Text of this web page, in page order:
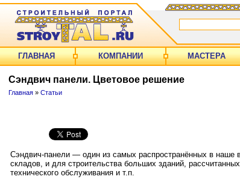
ГЛАВНАЯ КОМПАНИИ МАСТЕРА
Сэндвич панели. Цветовое решение
Главная» Статьи
Сэндвич-панели — один из самых распространённых в наше
складов, и для строительства больших зданий,
технического обслуживания и т.п.